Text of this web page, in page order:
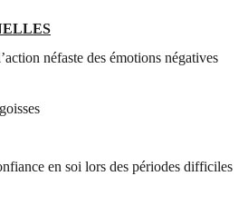
néfaste des émotions négatives
en soi lors des périodes difficiles